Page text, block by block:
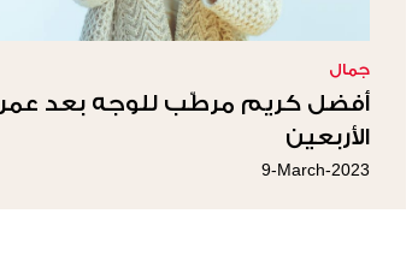
جمال
أفضل كريم مرطّب للوجه بعد عمر
الأربعين
9-March-2023